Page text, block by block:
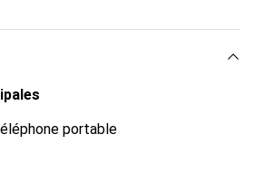
choix sûr pour une clientèle
portable